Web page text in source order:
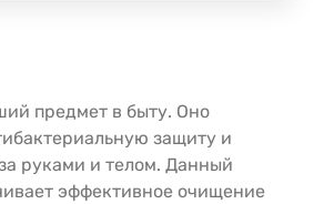
предмет в быту. Оно
защиту и
руками и телом. Данный
эффективное очищение